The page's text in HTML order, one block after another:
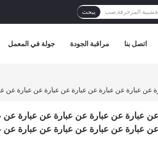
يبحث
جولة في المعمل مراقبة الجودة اتصل بنا
عبارة عن عبارة عن عبارة عن عبارة عن
عبارة عن عبارة عن عبارة عن عبارة عن